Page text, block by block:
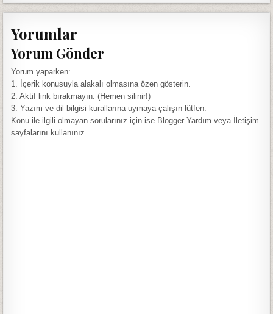
Yorumlar
Yorum Gönder
Yorum yaparken:
1. İçerik konusuyla alakalı olmasına özen gösterin.
2. Aktif link bırakmayın. (Hemen silinir!)
3. Yazım ve dil bilgisi kurallarına uymaya çalışın lütfen.
Konu ile ilgili olmayan sorularınız için ise Blogger Yardım veya İletişim
sayfalarını kullanınız.